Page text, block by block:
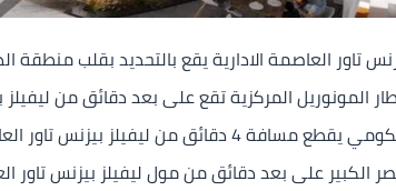
تاور العاصمة الادارية يقع بالتحديد بقلب منطقة
المونوريل المركزية تقع على بعد دقائق من ليفيلز
4 دقائق من ليفيلز بيزنس تاور العاصمة.
على بعد دقائق من مول ليفيلز بيزنس تاور